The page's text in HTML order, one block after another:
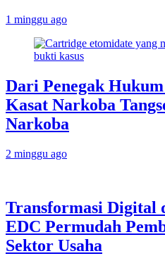
1 minggu ago
Dari Penegak
Kasat Narkoba
Narkoba
2 minggu ago
Transformasi Digital
EDC Permudah
Sektor Usaha